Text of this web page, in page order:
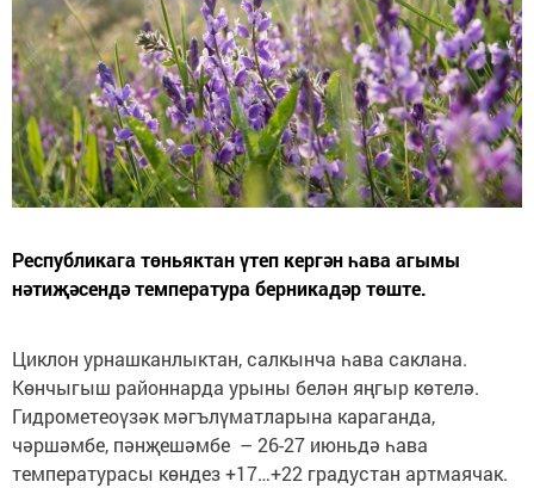
Республикага төньяктан үтеп кергән һава агымы
нәтиҗәсендә температура берникадәр төште.
Циклон урнашканлыктан, салкынча һава саклана.
Көнчыгыш районнарда урыны белән яңгыр көтелә.
Гидрометеоүзәк мәгълүматларына караганда,
чәршәмбе, пәнҗешәмбе – 26-27 июньдә һава
температурасы көндез +17…+22 градустан артмаячак.